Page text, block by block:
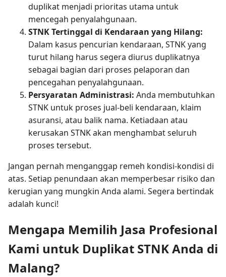
duplikat menjadi prioritas utama untuk
mencegah penyalahgunaan.
STNK Tertinggal di Kendaraan yang Hilang:
Dalam kasus pencurian kendaraan, STNK yang
turut hilang harus segera diurus duplikatnya
sebagai bagian dari proses pelaporan dan
pencegahan penyalahgunaan.
Persyaratan Administrasi: Anda membutuhkan
STNK untuk proses jual-beli kendaraan, klaim
asuransi, atau balik nama. Ketiadaan atau
kerusakan STNK akan menghambat seluruh
proses tersebut.
Jangan pernah menganggap remeh kondisi-kondisi di
atas. Setiap penundaan akan memperbesar risiko dan
kerugian yang mungkin Anda alami. Segera bertindak
adalah kunci!
Mengapa Memilih Jasa Profesional
Kami untuk Duplikat STNK Anda di
Malang?